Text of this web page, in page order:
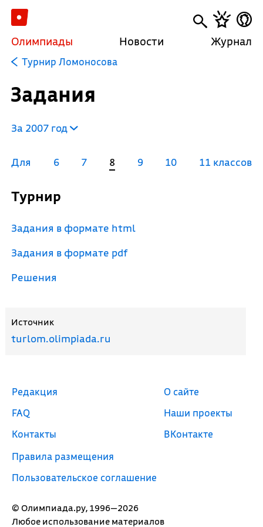
Олимпиады Новости Журнал
Турнир Ломоносова
Задания
За 2007 год
Для 6 7 8 9 10 11 классов
Турнир
Задания в формате html
Задания в формате pdf
Решения
Источник
turlom.olimpiada.ru
© Олимпиада.ру, 1996—2026
Любое использование материалов
Редакция
FAQ
Контакты
Правила размещения
Пользовательское соглашение
О сайте
Наши проекты
ВКонтакте